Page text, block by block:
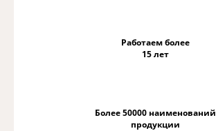
Работаем более
15 лет
Более 50000 наименований
продукции